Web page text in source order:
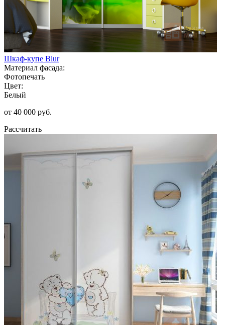
Шкаф-купе Blur
Материал фасада:
Фотопечать
Цвет:
Белый
от 40 000 руб.
Рассчитать